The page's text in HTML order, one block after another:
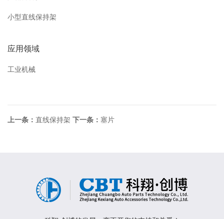
小型直线保持架
应用领域
工业机械
上一条： 直线保持架 下一条： 塞片